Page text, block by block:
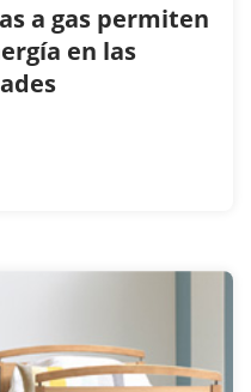
a gas permiten
en las